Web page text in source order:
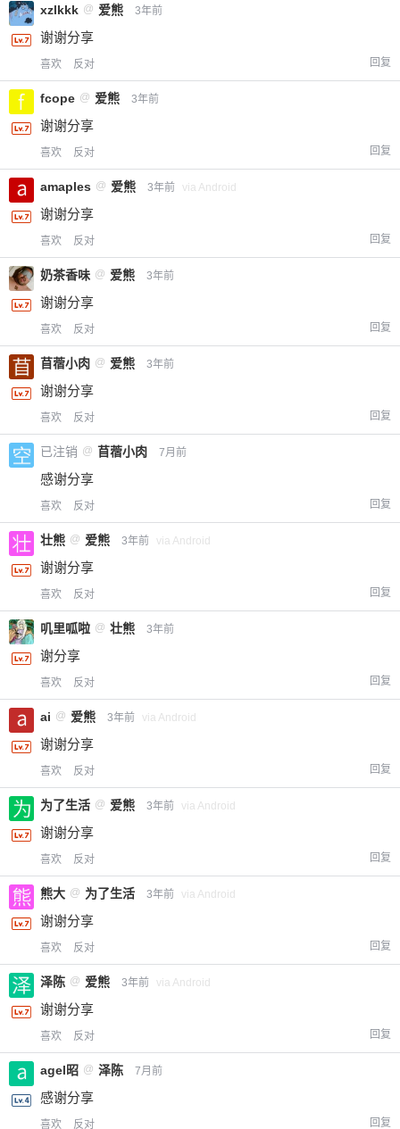
2 元 5
xzlkkk @ 爱熊 3年前
谢谢分享
喜欢 反对 回复
fcope @ 爱熊 3年前
谢谢分享
喜欢 反对 回复
amaples @ 爱熊 3年前 via Android
谢谢分享
喜欢 反对 回复
奶茶香味 @ 爱熊 3年前
谢谢分享
喜欢 反对 回复
苜蓿小肉 @ 爱熊 3年前
谢谢分享
喜欢 反对 回复
已注销 @ 苜蓿小肉 7月前
感谢分享
喜欢 反对 回复
壮熊 @ 爱熊 3年前 via Android
谢谢分享
喜欢 反对 回复
叽里呱啦 @ 壮熊 3年前
谢分享
喜欢 反对 回复
ai @ 爱熊 3年前 via Android
谢谢分享
喜欢 反对 回复
为了生活 @ 爱熊 3年前 via Android
谢谢分享
喜欢 反对 回复
熊大 @ 为了生活 3年前 via Android
谢谢分享
喜欢 反对 回复
泽陈 @ 爱熊 3年前 via Android
谢谢分享
喜欢 反对 回复
agel昭 @ 泽陈 7月前
感谢分享
喜欢 反对 回复